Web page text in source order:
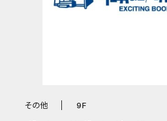
その他 9F